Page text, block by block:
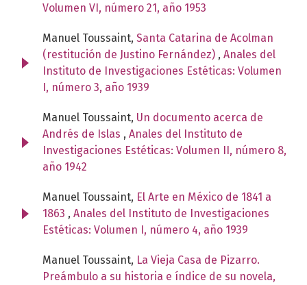
Volumen VI, número 21, año 1953
Manuel Toussaint, Santa Catarina de Acolman
(restitución de Justino Fernández) , Anales del
Instituto de Investigaciones Estéticas: Volumen
I, número 3, año 1939
Manuel Toussaint, Un documento acerca de
Andrés de Islas , Anales del Instituto de
Investigaciones Estéticas: Volumen II, número 8,
año 1942
Manuel Toussaint, El Arte en México de 1841 a
1863 , Anales del Instituto de Investigaciones
Estéticas: Volumen I, número 4, año 1939
Manuel Toussaint, La Vieja Casa de Pizarro.
Preámbulo a su historia e índice de su novela,